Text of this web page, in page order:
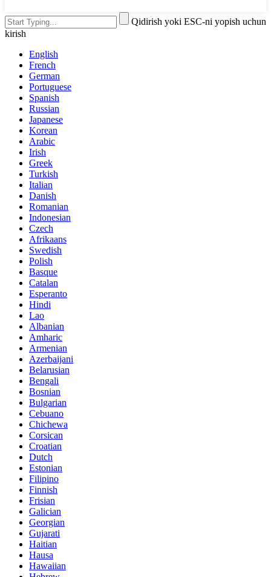
Qidirish yoki ESC-ni yopish uchun
kirish
English
French
German
Portuguese
Spanish
Russian
Japanese
Korean
Arabic
Irish
Greek
Turkish
Italian
Danish
Romanian
Indonesian
Czech
Afrikaans
Swedish
Polish
Basque
Catalan
Esperanto
Hindi
Lao
Albanian
Amharic
Armenian
Azerbaijani
Belarusian
Bengali
Bosnian
Bulgarian
Cebuano
Chichewa
Corsican
Croatian
Dutch
Estonian
Filipino
Finnish
Frisian
Galician
Georgian
Gujarati
Haitian
Hausa
Hawaiian